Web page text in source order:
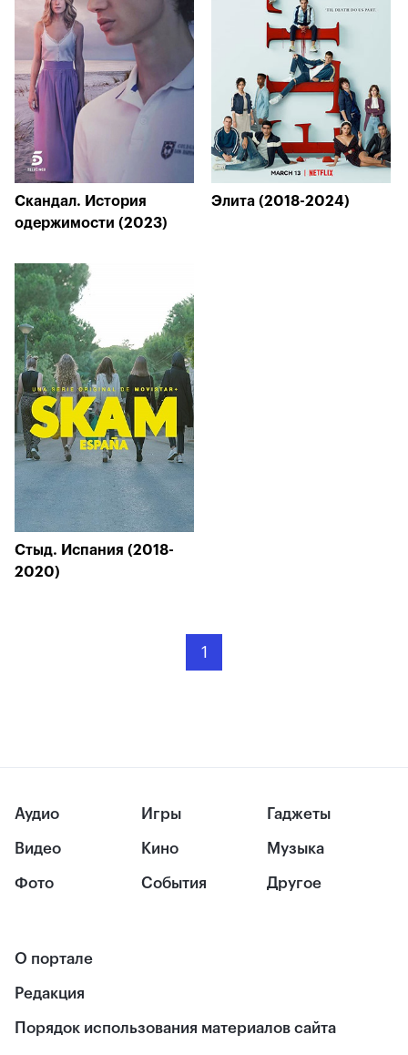
Скандал. История
одержимости (2023)
Элита (2018-2024)
Стыд. Испания (2018-
2020)
1
Аудио
Видео
Фото
Игры
Кино
События
Гаджеты
Музыка
Другое
О портале
Редакция
Порядок использования материалов сайта